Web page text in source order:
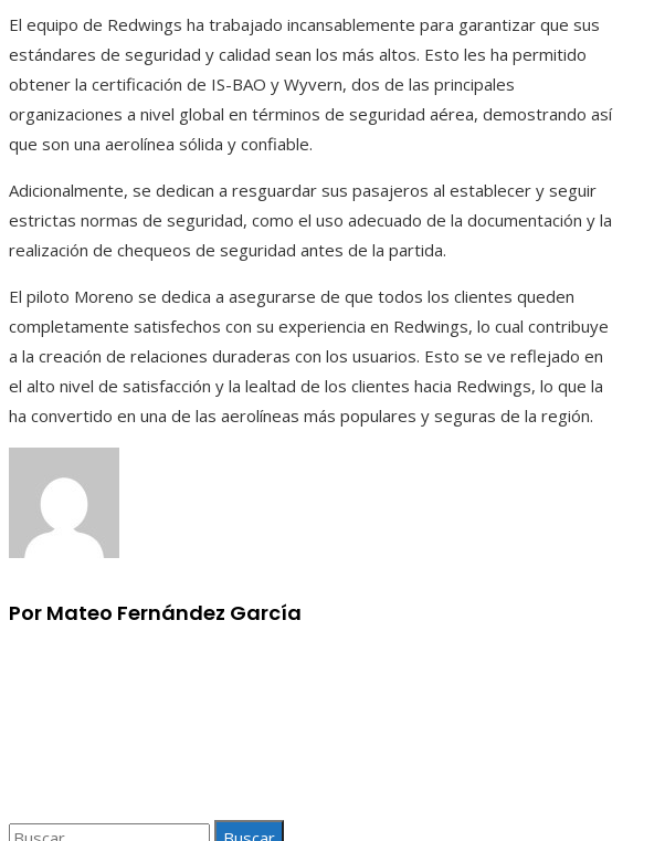
El equipo de Redwings ha trabajado incansablemente para garantizar que sus
estándares de seguridad y calidad sean los más altos. Esto les ha permitido
obtener la certificación de IS-BAO y Wyvern, dos de las principales
organizaciones a nivel global en términos de seguridad aérea, demostrando así
que son una aerolínea sólida y confiable.
Adicionalmente, se dedican a resguardar sus pasajeros al establecer y seguir
estrictas normas de seguridad, como el uso adecuado de la documentación y la
realización de chequeos de seguridad antes de la partida.
El piloto Moreno se dedica a asegurarse de que todos los clientes queden
completamente satisfechos con su experiencia en Redwings, lo cual contribuye
a la creación de relaciones duraderas con los usuarios. Esto se ve reflejado en
el alto nivel de satisfacción y la lealtad de los clientes hacia Redwings, lo que la
ha convertido en una de las aerolíneas más populares y seguras de la región.
Por Mateo Fernández García
Buscar: